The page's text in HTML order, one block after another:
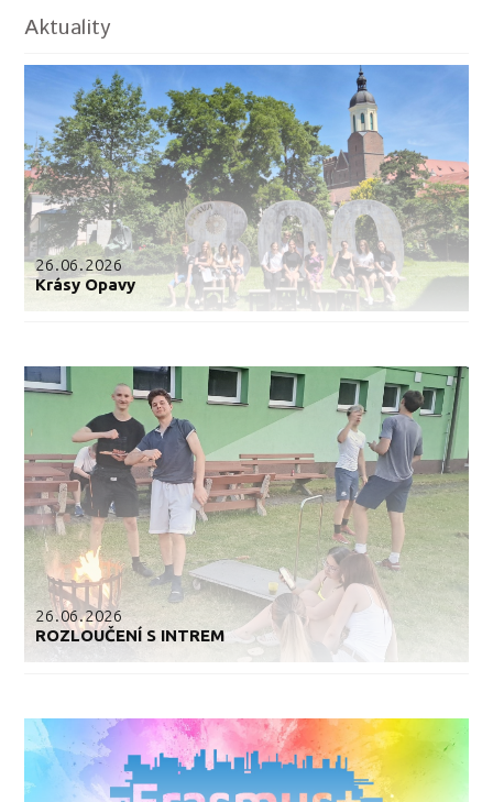
Aktuality
26.06.2026
Krásy Opavy
26.06.2026
ROZLOUČENÍ S INTREM